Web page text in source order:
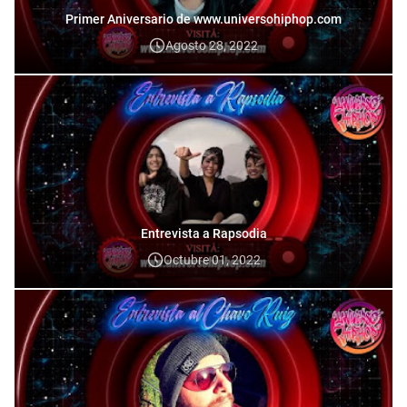
Primer Aniversario de www.universohiphop.com
Agosto 28, 2022
Entrevista a Rapsodia
Octubre 01, 2022